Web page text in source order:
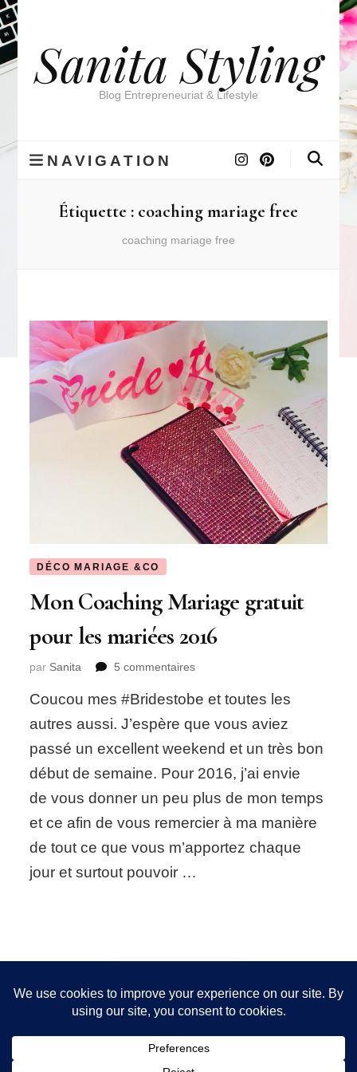
Sanita Styling
Blog Entrepreneuriat & Lifestyle
NAVIGATION
Étiquette : coaching mariage free
coaching mariage free
DÉCO MARIAGE &CO
Mon Coaching Mariage gratuit
pour les mariées 2016
par Sanita 5 commentairessur
Coaching
gratuit
pour
les
mariées
2016
Coucou mes #Bridestobe et toutes les
autres aussi. J’espère que vous aviez
passé un excellent weekend et un très bon
début de semaine. Pour 2016, j’ai envie
de vous donner un peu plus de mon temps
et ce afin de vous remercier à ma manière
de tout ce que vous m’apportez chaque
jour et surtout pouvoir …
FOLLOW ME!
Nous utilisons des cookies pour vous garantir la meilleure
expérience sur notre site. Si vous continuez à utiliser ce
dernier, nous considérerons que vous acceptez l'utilisation des
cookies.